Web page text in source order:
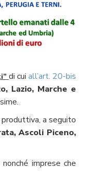
di cui all’art. 20-bis
Lazio, Marche e
a seguito
Ascoli Piceno,
imprese che